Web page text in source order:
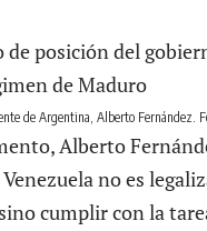
de Argentina, Alberto Fernández.
Alberto
no es
cumplir con la